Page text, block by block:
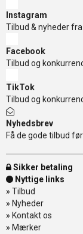
Instagram
Tilbud & nyheder
Facebook
Tilbud og
TikTok
Tilbud og
Nyhedsbrev
Få de gode tilbud
Sikker betaling
Nyttige links
» Tilbud
» Nyheder
» Kontakt os
» Mærker